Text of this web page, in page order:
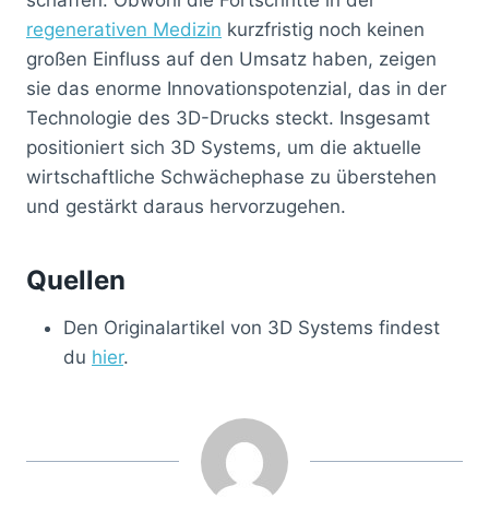
regenerativen Medizin kurzfristig noch keinen
großen Einfluss auf den Umsatz haben, zeigen
sie das enorme Innovationspotenzial, das in der
Technologie des 3D-Drucks steckt. Insgesamt
positioniert sich 3D Systems, um die aktuelle
wirtschaftliche Schwächephase zu überstehen
und gestärkt daraus hervorzugehen.
Quellen
Den Originalartikel von 3D Systems findest
du hier.